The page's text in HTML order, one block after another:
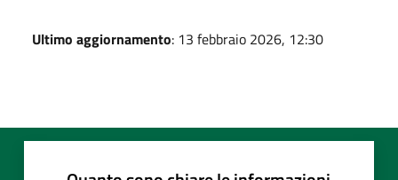
Ultimo aggiornamento: 13 febbraio 2026, 12:30